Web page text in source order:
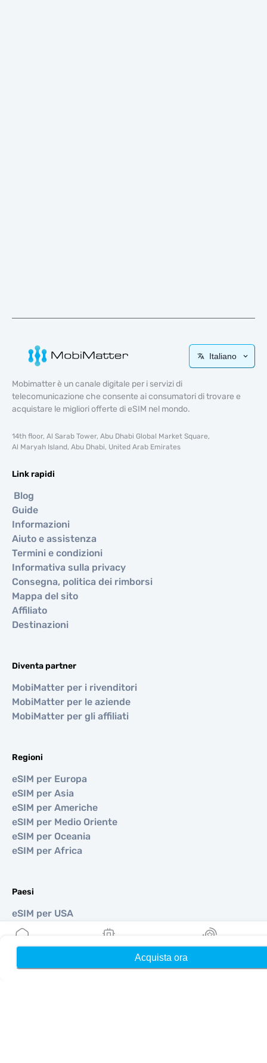
Acquista ora
Italiano
Mobimatter è un canale digitale per i servizi di
telecomunicazione che consente ai consumatori di trovare e
acquistare le migliori offerte di eSIM nel mondo.
14th floor, Al Sarab Tower, Abu Dhabi Global Market Square,
Al Maryah Island, Abu Dhabi, United Arab Emirates
Link rapidi
Blog
Guide
Informazioni
Aiuto e assistenza
Termini e condizioni
Informativa sulla privacy
Consegna, politica dei rimborsi
Mappa del sito
Affiliato
Destinazioni
Diventa partner
MobiMatter per i rivenditori
MobiMatter per le aziende
MobiMatter per gli affiliati
Regioni
eSIM per Europa
eSIM per Asia
eSIM per Americhe
eSIM per Medio Oriente
eSIM per Oceania
eSIM per Africa
Paesi
eSIM per USA
eSIM per Giappone
eSIM per Italia
Le mie eSIM Ricompense